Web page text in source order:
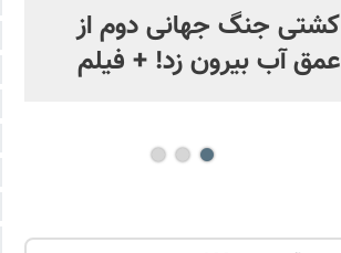
کشتی‌ جنگ جهانی دوم از
عمق آب بیرون زد! + فیلم